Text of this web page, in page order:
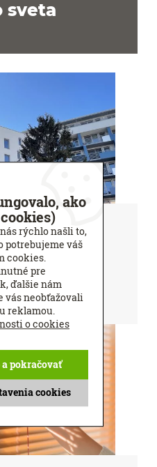
sveta
zľava ako
v projekte NUPPU
šancu na
strechou.
ako
rýchlo našli to,
potrebujeme váš
cookies.
pre
ďalšie nám
vás neobťažovali
reklamou.
o cookies
cookies
pokračovať